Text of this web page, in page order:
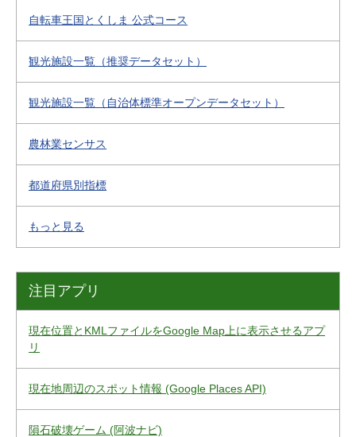
自転車王国とくしま 公式コース
観光施設一覧（推奨データセット）
観光施設一覧（自治体標準オープンデータセット）
農林業センサス
都道府県別指標
もっと見る
注目アプリ
現在位置とKMLファイルをGoogle Map上に表示させるアプ
リ
現在地周辺のスポット情報 (Google Places API)
隕石破壊ゲーム (阿波ナビ)